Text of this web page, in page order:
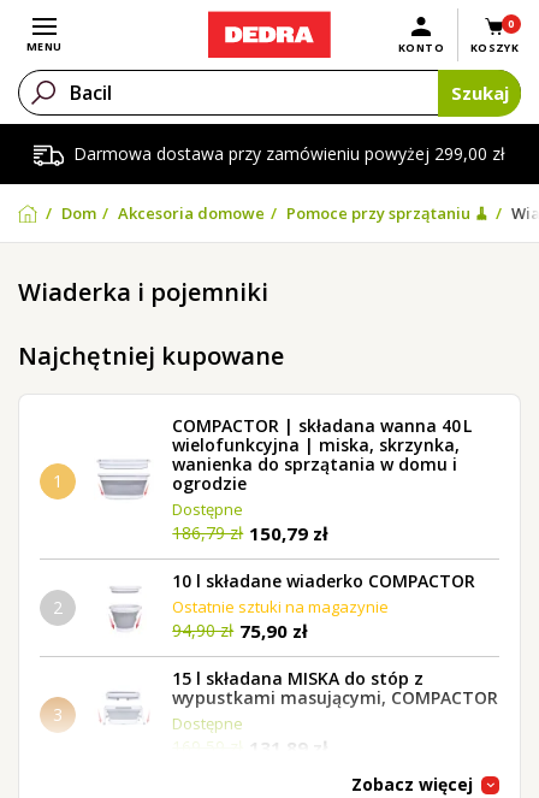
Darmowa dostawa przy zamówieniu powyżej 299,00 zł
Otwórz menu
MENU
0
KOSZYK
KONTO
Szukaj
Dom Akcesoria domowe Pomoce przy sprzątaniu 🧹
Wiaderka i pojemniki
Najchętniej kupowane
1
COMPACTOR | składana wanna 40 L
wielofunkcyjna | miska, skrzynka,
wanienka do sprzątania w domu i
ogrodzie
Dostępne
186,79 zł 150,79 zł
2
10 l składane wiaderko COMPACTOR
Ostatnie sztuki na magazynie
94,90 zł 75,90 zł
3
15 l składana MISKA do stóp z
wypustkami masującymi, COMPACTOR
Dostępne
169,59 zł 131,89 zł
Zobacz więcej